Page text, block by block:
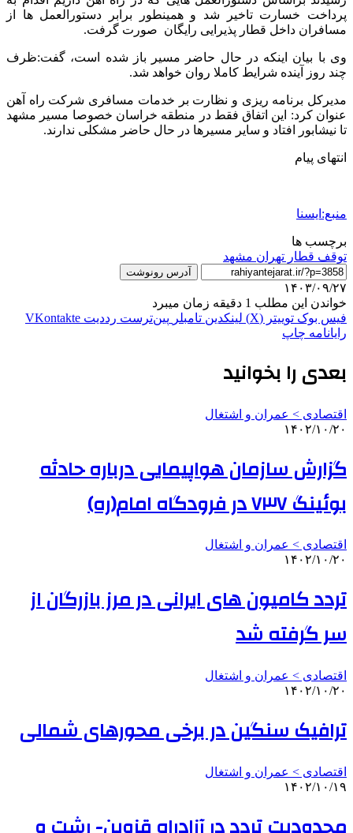
پرداخت خسارت تاخیر شد و همینطور برابر دستورالعمل ها از
مسافران داخل قطار پذیرایی رایگان صورت گرفت.
وی با بیان اینکه در حال حاضر مسیر باز شده است، گفت:ظرف
چند روز آینده شرایط کاملا روان خواهد شد.
مدیرکل برنامه ریزی و نظارت بر خدمات مسافری شرکت راه آهن
عنوان کرد: این اتفاق فقط در منطقه خراسان خصوصا مسیر مشهد
تا نیشابور افتاد و سایر مسیرها در حال حاضر مشکلی ندارند.
انتهای پیام
منبع:ایسنا
برچسب ها
توقف قطار تهران مشهد
آدرس رونوشت
۱۴۰۳/۰۹/۲۷
خواندن این مطلب 1 دقیقه زمان میبرد
فیس بوک توییتر (X) لینکدین ‫تامبلر ‫پین‌ترست ‫رددیت ‫VKontakte
رایانامه چاپ
بعدی را بخوانید
اقتصادی > عمران و اشتغال
۱۴۰۲/۱۰/۲۰
گزارش سازمان هواپیمایی درباره حادثه
بوئینگ ۷۳۷ در فرودگاه امام(ره)
اقتصادی > عمران و اشتغال
۱۴۰۲/۱۰/۲۰
تردد کامیون های ایرانی در مرز بازرگان از
سر گرفته شد
اقتصادی > عمران و اشتغال
۱۴۰۲/۱۰/۲۰
ترافیک سنگین در برخی محورهای شمالی
اقتصادی > عمران و اشتغال
۱۴۰۲/۱۰/۱۹